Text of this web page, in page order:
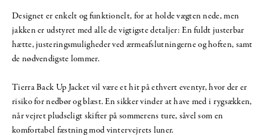
Designet er enkelt og funktionelt, for at holde vægten nede, men
jakken er udstyret med alle de vigtigste detaljer: En fuldt justerbar
hætte, justeringsmuligheder ved ærmeafslutningerne og hoften, samt
de nødvendigste lommer.
Tierra Back Up Jacket vil være et hit på ethvert eventyr, hvor der er
risiko for nedbør og blæst. En sikker vinder at have med i rygsækken,
når vejret pludseligt skifter på sommerens ture, såvel som en
komfortabel fæstning mod vintervejrets luner.